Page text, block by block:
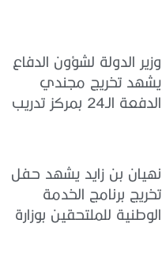
وزير الدولة لشؤون الدفاع
يشهد تخريج مجندي
الدفعة الـ24 بمركز تدريب
نهيان بن زايد يشهد حفل
تخريج برنامج الخدمة
الوطنية للملتحقين بوزارة